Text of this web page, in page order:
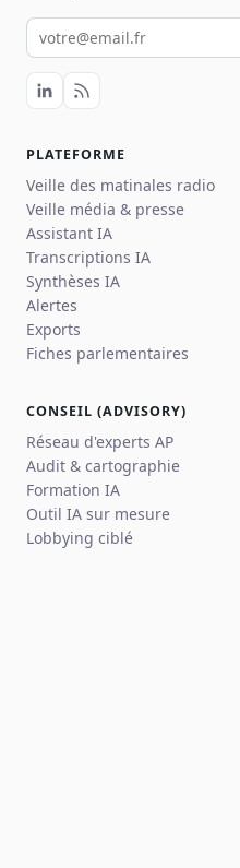
Votre email pour la newsletter
PLATEFORME
Veille des matinales radio
Veille média & presse
Assistant IA
Transcriptions IA
Synthèses IA
Alertes
Exports
Fiches parlementaires
CONSEIL (ADVISORY)
Réseau d'experts AP
Audit & cartographie
Formation IA
Outil IA sur mesure
Lobbying ciblé